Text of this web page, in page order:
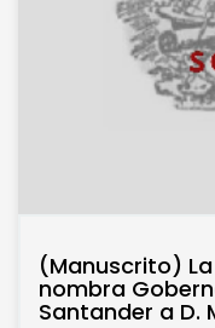
(Manuscrito)
nombra
Santander a D.